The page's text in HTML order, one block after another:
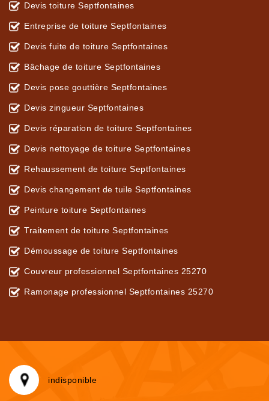
Devis toiture Septfontaines
Entreprise de toiture Septfontaines
Devis fuite de toiture Septfontaines
Bâchage de toiture Septfontaines
Devis pose gouttière Septfontaines
Devis zingueur Septfontaines
Devis réparation de toiture Septfontaines
Devis nettoyage de toiture Septfontaines
Rehaussement de toiture Septfontaines
Devis changement de tuile Septfontaines
Peinture toiture Septfontaines
Traitement de toiture Septfontaines
Démoussage de toiture Septfontaines
Couvreur professionnel Septfontaines 25270
Ramonage professionnel Septfontaines 25270
indisponible